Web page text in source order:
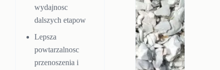
wydajnosc
dalszych etapow
Lepsza
powtarzalnosc
przenoszenia i